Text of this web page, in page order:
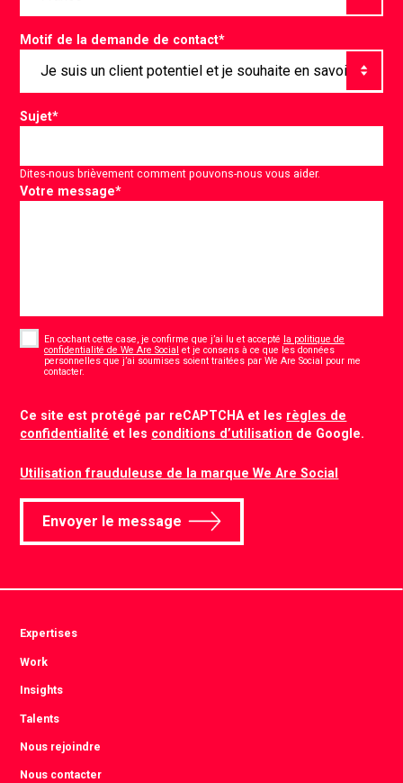
Motif de la demande de contact*
Sujet*
Dites-nous brièvement comment pouvons-nous vous aider.
Votre message*
En cochant cette case, je confirme que j’ai lu et accepté la politique de
confidentialité de We Are Social et je consens à ce que les données
personnelles que j’ai soumises soient traitées par We Are Social pour me
contacter.
Ce site est protégé par reCAPTCHA et les règles de
confidentialité et les conditions d’utilisation de Google.
Utilisation frauduleuse de la marque We Are Social
Envoyer le message
Expertises
Work
Insights
Talents
Nous rejoindre
Nous contacter